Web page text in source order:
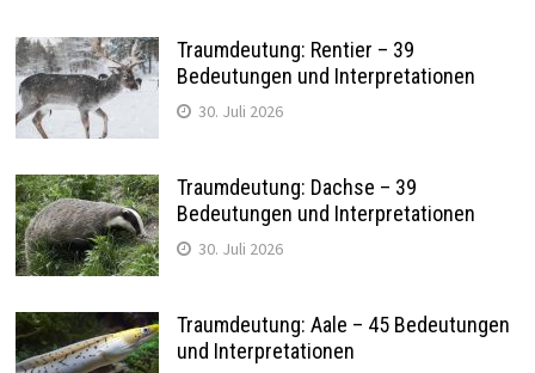
Traumdeutung: Rentier – 39
Bedeutungen und Interpretationen
30. Juli 2026
Traumdeutung: Dachse – 39
Bedeutungen und Interpretationen
30. Juli 2026
Traumdeutung: Aale – 45 Bedeutungen
und Interpretationen